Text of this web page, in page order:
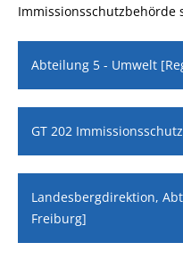
Immissionsschutzbehörde
Abteilung 5 - Umwelt
GT 202
Landesbergdirektion,
Freiburg]